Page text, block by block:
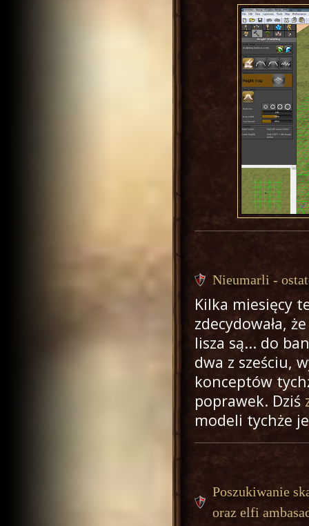
Nieumarli -
Kilka miesięcy
zdecydowała,
lisza są... do
dwa z sześciu,
konceptów
poprawek. Dziś
modeli tychże
Poszukiwanie
oraz elfi